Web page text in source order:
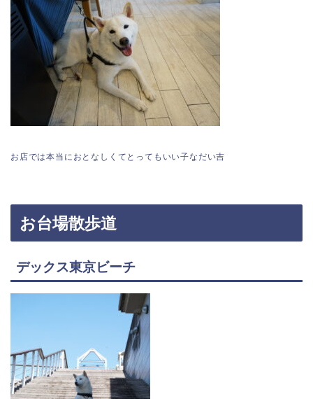
お店では本当におとなしくてとってもいい子なだい吉
お台場散歩道
デックス東京ビーチ